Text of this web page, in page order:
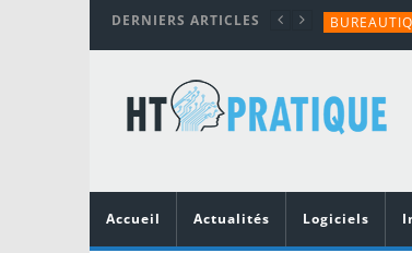
DERNIERS ARTICLES
TUTORIALS
MATÉRIEL
Accueil
Actualités Logiciels